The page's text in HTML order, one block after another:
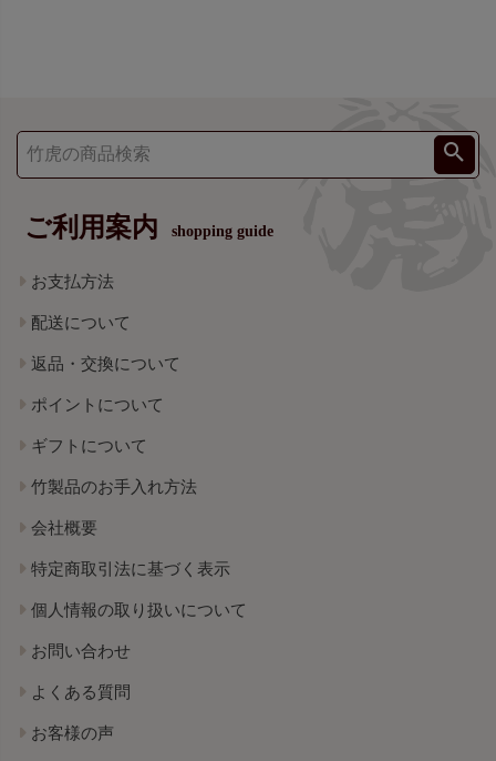
ご利用案内 shopping guide
お支払方法
配送について
返品・交換について
ポイントについて
ギフトについて
竹製品のお手入れ方法
会社概要
特定商取引法に基づく表示
個人情報の取り扱いについて
お問い合わせ
よくある質問
お客様の声